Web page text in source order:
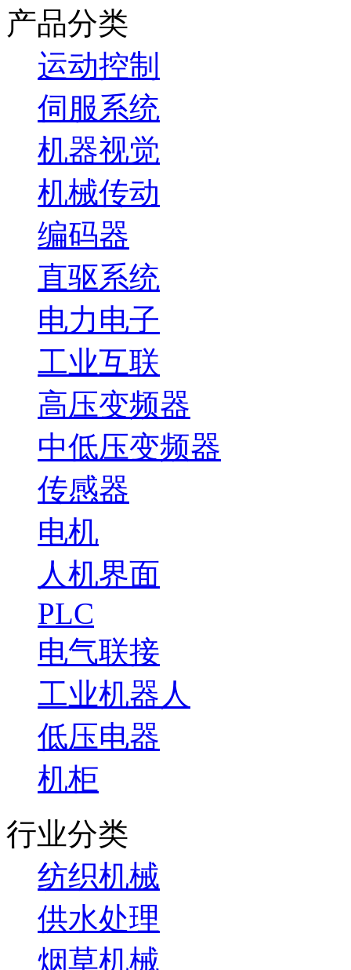
产品分类
运动控制
伺服系统
机器视觉
机械传动
编码器
直驱系统
电力电子
工业互联
高压变频器
中低压变频器
传感器
电机
人机界面
PLC
电气联接
工业机器人
低压电器
机柜
行业分类
纺织机械
供水处理
烟草机械